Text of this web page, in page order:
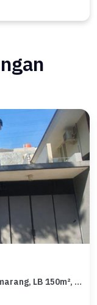
Kesempatan Rumah di Banyumanik, Semarang, LB 150m², Harga 2,1 Miliar